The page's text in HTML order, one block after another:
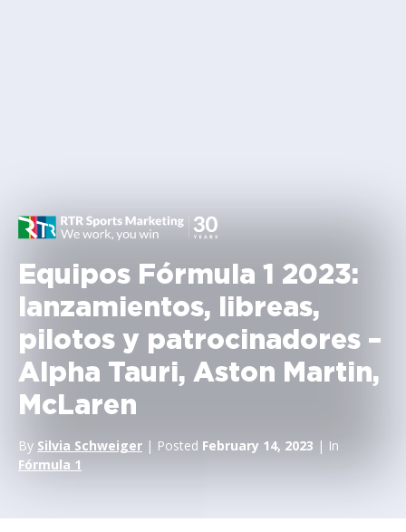
Equipos Fórmula 1 2023:
lanzamientos, libreas,
pilotos y patrocinadores –
Alpha Tauri, Aston Martin,
McLaren
By Silvia Schweiger | Posted February 14, 2023 | In
Fórmula 1